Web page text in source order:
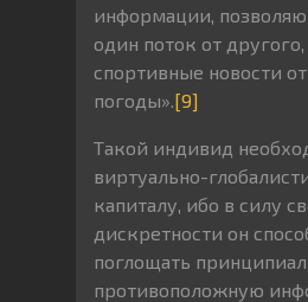
информации,
один поток от
спортивные новости
погоды».[9]
Такой индивид
виртуально-
капиталу, ибо в силу
дискретности он
поглощать
противоположную